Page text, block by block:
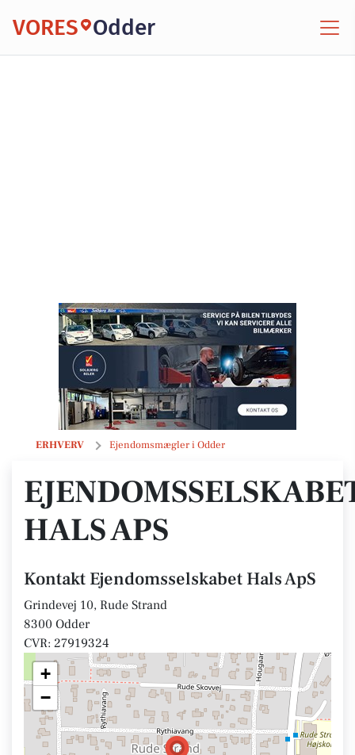
VORES Odder
ERHVERV Ejendomsmægler i Odder
Ejendomsselskabet Hals ApS
HALS APS
Kontakt Ejendomsselskabet Hals ApS
Grindevej 10, Rude Strand
8300 Odder
CVR: 27919324
+
−